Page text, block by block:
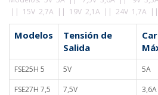
|| 15V 2,7A || 19V 2,1A || 24V 1,7A
Modelos
Tensión de
Salida
FSE25H 5 5V 5A
FSE27H 7,5
7,5V 3,6A